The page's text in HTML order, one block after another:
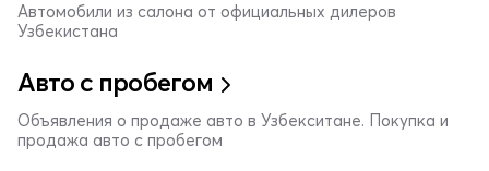
Автомобили из салона от официальных дилеров
Узбекистана
Авто с пробегом
Объявления о продаже авто в Узбекситане. Покупка и
продажа авто с пробегом